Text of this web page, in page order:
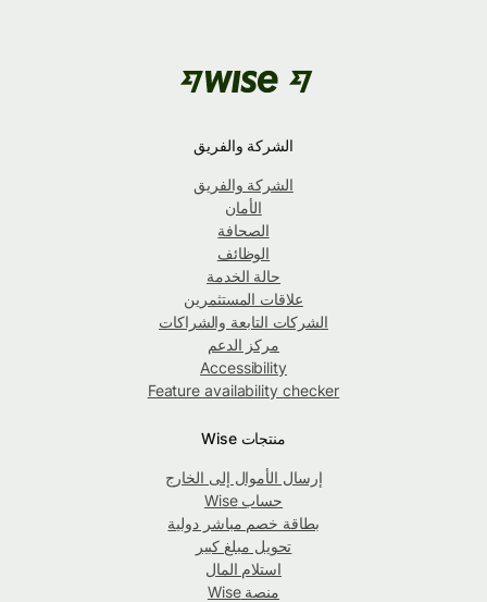
الشركة والفريق
الشركة والفريق
الأمان
الصحافة
الوظائف
حالة الخدمة
علاقات المستثمرين
الشركات التابعة والشراكات
مركز الدعم
Accessibility
Feature availability checker
منتجات Wise
إرسال الأموال إلى الخارج
حساب Wise
بطاقة خصم مباشر دولية
تحويل مبلغ كبير
استلام المال
منصة Wise